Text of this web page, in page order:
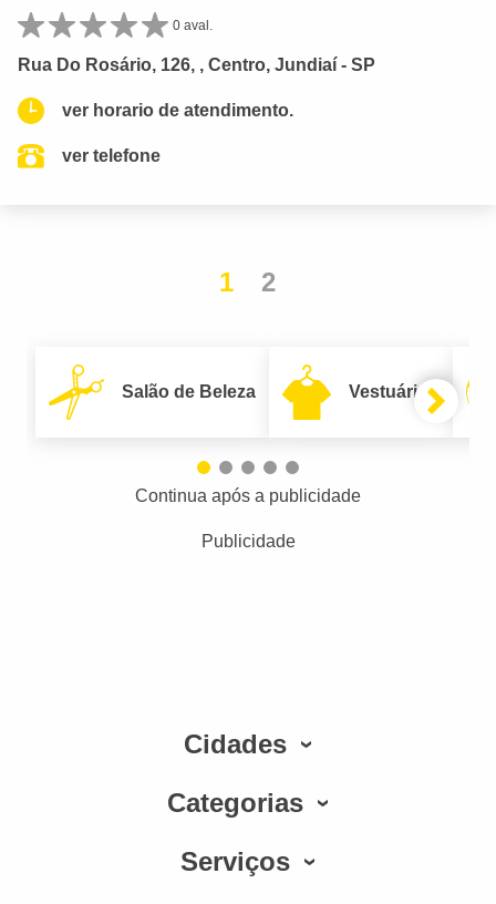
0 aval.
Rua Do Rosário, 126, , Centro, Jundiaí - SP
ver horario de atendimento.
ver telefone
1 2
Salão de Beleza Vestuário
Continua após a publicidade
Publicidade
Cidades
Categorias
Serviços